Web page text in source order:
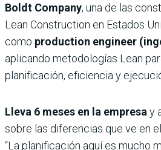
Boldt Company, una de las
Lean Construction en Estados
como production engineer
aplicando metodologías Lean
planificación, eficiencia y
Lleva 6 meses en la empresa y
sobre las diferencias que ve en
“La planificación aquí es mucho